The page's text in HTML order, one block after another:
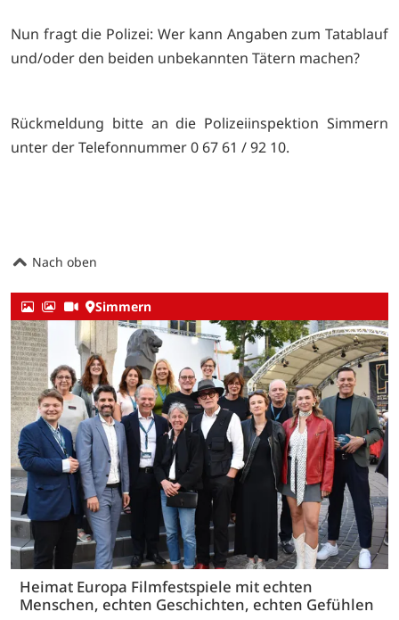
Nun fragt die Polizei: Wer kann Angaben zum Tatablauf
und/oder den beiden unbekannten Tätern machen?
Rückmeldung bitte an die Polizeiinspektion Simmern
unter der Telefonnummer 0 67 61 / 92 10.
Nach oben
Simmern
Heimat Europa Filmfestspiele mit echten
Menschen, echten Geschichten, echten Gefühlen